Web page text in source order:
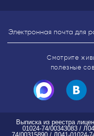
Смотрите
полезные
Выписка из реестра
01024-74/00343083 /